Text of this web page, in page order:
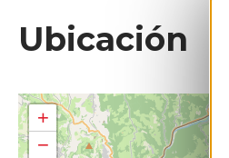
Ubicación
+
−